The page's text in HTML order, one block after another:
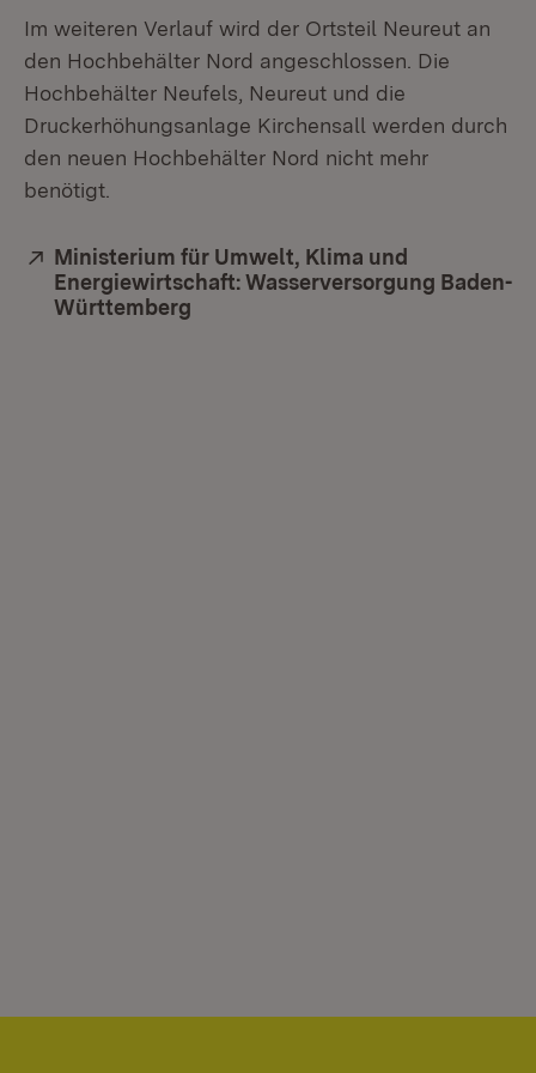
Im weiteren Verlauf wird der Ortsteil Neureut an
den Hochbehälter Nord angeschlossen. Die
Hochbehälter Neufels, Neureut und die
Druckerhöhungsanlage Kirchensall werden durch
den neuen Hochbehälter Nord nicht mehr
benötigt.
Extern:
Ministerium für Umwelt, Klima und
Energiewirtschaft: Wasserversorgung Baden-
Württemberg